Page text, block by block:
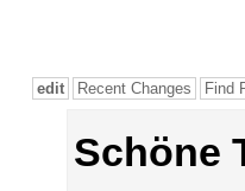
edit Recent Changes Find
Schöne